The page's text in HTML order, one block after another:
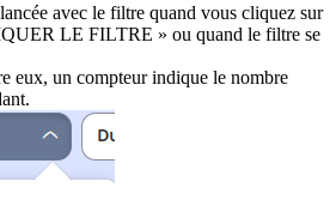
avec le filtre quand vous cliquez sur
LE FILTRE » ou quand le filtre se
eux, un compteur indique le nombre